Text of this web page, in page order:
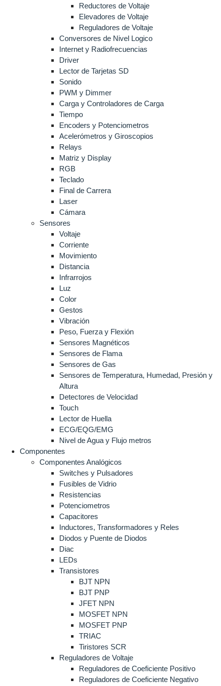
Reductores de Voltaje
Elevadores de Voltaje
Reguladores de Voltaje
Conversores de Nivel Logico
Internet y Radiofrecuencias
Driver
Lector de Tarjetas SD
Sonido
PWM y Dimmer
Carga y Controladores de Carga
Tiempo
Encoders y Potenciometros
Acelerómetros y Giroscopios
Relays
Matriz y Display
RGB
Teclado
Final de Carrera
Laser
Cámara
Sensores
Voltaje
Corriente
Movimiento
Distancia
Infrarrojos
Luz
Color
Gestos
Vibración
Peso, Fuerza y Flexión
Sensores Magnéticos
Sensores de Flama
Sensores de Gas
Sensores de Temperatura, Humedad, Presión y
Altura
Detectores de Velocidad
Touch
Lector de Huella
ECG/EQG/EMG
Nivel de Agua y Flujo metros
Componentes
Componentes Analógicos
Switches y Pulsadores
Fusibles de Vidrio
Resistencias
Potenciometros
Capacitores
Inductores, Transformadores y Reles
Diodos y Puente de Diodos
Diac
LEDs
Transistores
BJT NPN
BJT PNP
JFET NPN
MOSFET NPN
MOSFET PNP
TRIAC
Tiristores SCR
Reguladores de Voltaje
Reguladores de Coeficiente Positivo
Reguladores de Coeficiente Negativo